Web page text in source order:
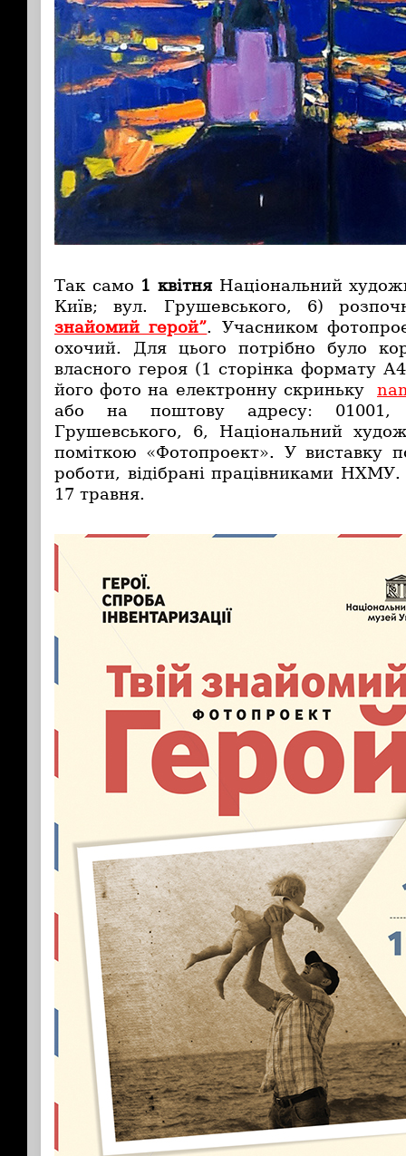
Так само 1 квітняНаціональний
Київ; вул. Грушевського, 6)
знайомий герой”. Учасником
охочий. Для цього потрібно було
власного героя (1 сторінка формату
його фото на електронну скриньку
або на поштову адресу:
Грушевського, 6, Національний
поміткою «Фотопроект». У виставку
роботи, відібрані працівниками
17 травня.